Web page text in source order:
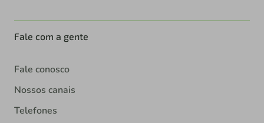
Fale com a gente
Fale conosco
Nossos canais
Telefones